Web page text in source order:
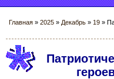
Главная » 2025 » Декабрь » 19 »